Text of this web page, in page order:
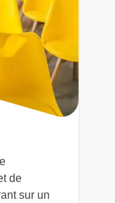
de
sur un